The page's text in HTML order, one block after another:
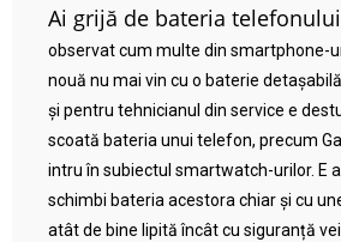
Ai grijă de bateria
observat cum multe din smartphone-
nouă nu mai vin cu o baterie
și pentru tehnicianul din service e
scoată bateria unui telefon, precum
intru în subiectul smartwatch-urilor. E
schimbi bateria acestora chiar și cu
atât de bine lipită încât cu siguranță